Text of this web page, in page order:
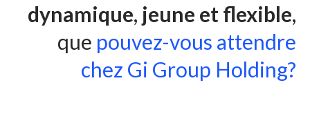
dynamique, jeune et flexible,
que pouvez-vous attendre
chez Gi Group Holding?